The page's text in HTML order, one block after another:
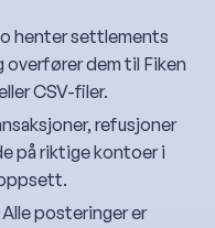
henter settlements
overfører dem til Fiken
CSV-filer.
refusjoner
på riktige kontoer i
Alle posteringer er